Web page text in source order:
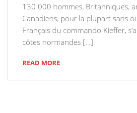
130 000 hommes, Britanniques,
Canadiens, pour la plupart sans
Français du commando Kieffer,
côtes normandes […]
READ MORE